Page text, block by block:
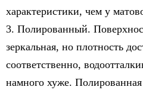
характеристики, чем у
3. Полированный.
зеркальная, но плотность
соответственно,
намного хуже.